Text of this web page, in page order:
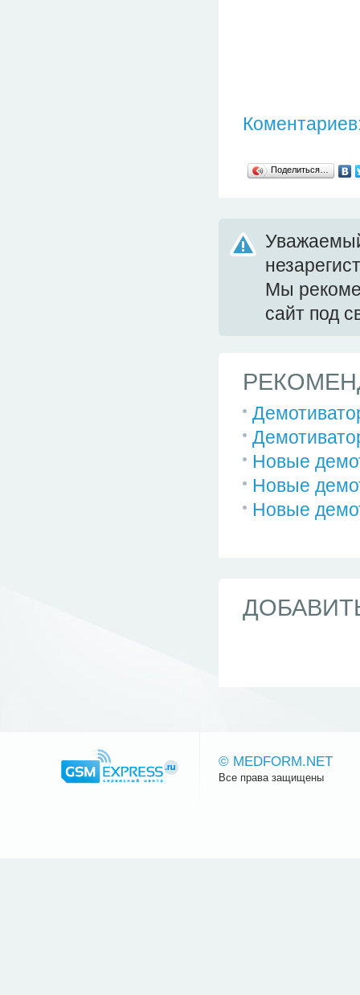
Поделиться…
Мы
сайт под
Новые
Новые
Новые
© MEDFORM.NET
Все права защищены